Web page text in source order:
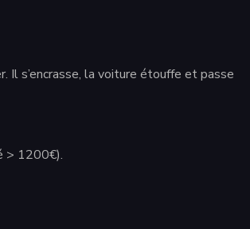
s’encrasse, la voiture étouffe et passe
> 1200€).